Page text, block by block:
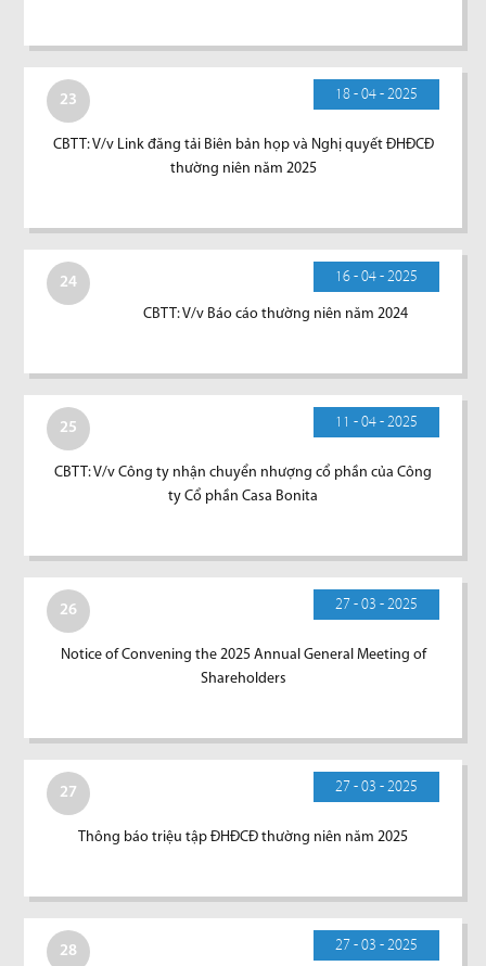
23 18 - 04 - 2025
CBTT: V/v Link đăng tải Biên bản họp và Nghị quyết ĐHĐCĐ
thường niên năm 2025
24 16 - 04 - 2025
CBTT: V/v Báo cáo thường niên năm 2024
25 11 - 04 - 2025
CBTT: V/v Công ty nhận chuyển nhượng cổ phần của Công
ty Cổ phần Casa Bonita
26 27 - 03 - 2025
Notice of Convening the 2025 Annual General Meeting of
Shareholders
27 27 - 03 - 2025
Thông báo triệu tập ĐHĐCĐ thường niên năm 2025
28 27 - 03 - 2025